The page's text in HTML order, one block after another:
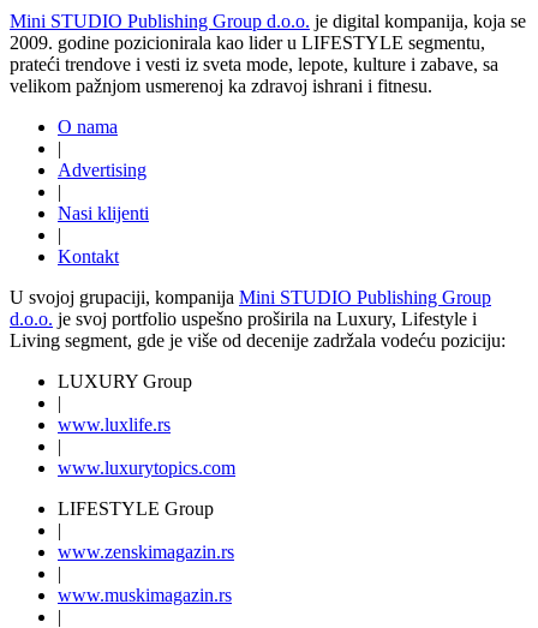
Mini STUDIO Publishing Group d.o.o. je digital kompanija, koja se
2009. godine pozicionirala kao lider u LIFESTYLE segmentu,
prateći trendove i vesti iz sveta mode, lepote, kulture i zabave, sa
velikom pažnjom usmerenoj ka zdravoj ishrani i fitnesu.
O nama
|
Advertising
|
Nasi klijenti
|
Kontakt
U svojoj grupaciji, kompanija Mini STUDIO Publishing Group
d.o.o. je svoj portfolio uspešno proširila na Luxury, Lifestyle i
Living segment, gde je više od decenije zadržala vodeću poziciju:
LUXURY Group
|
www.luxlife.rs
|
www.luxurytopics.com
LIFESTYLE Group
|
www.zenskimagazin.rs
|
www.muskimagazin.rs
|